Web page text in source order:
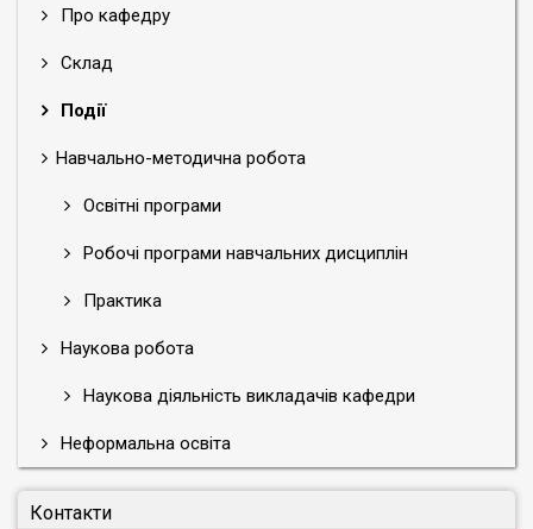
Про кафедру
Склад
Події
Навчально-методична робота
Освітні програми
Робочі програми навчальних дисциплін
Практика
Наукова робота
Наукова діяльність викладачів кафедри
Неформальна освіта
Контакти